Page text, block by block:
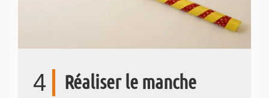
4 Réaliser le manche